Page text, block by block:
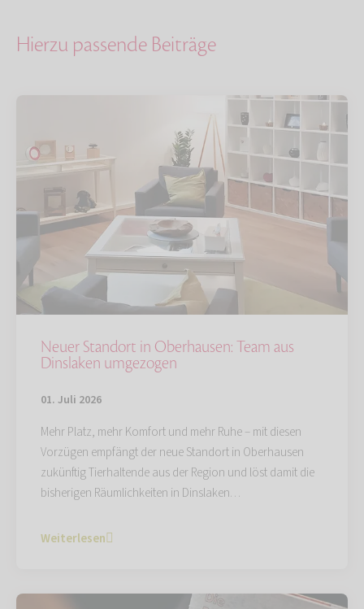
Hierzu passende Beiträge
Neuer Standort in Oberhausen: Team aus
Dinslaken umgezogen
01. Juli 2026
Mehr Platz, mehr Komfort und mehr Ruhe – mit diesen
Vorzügen empfängt der neue Standort in Oberhausen
zukünftig Tierhaltende aus der Region und löst damit die
bisherigen Räumlichkeiten in Dinslaken…
Weiterlesen